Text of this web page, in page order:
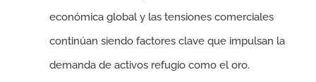
económica global y las tensiones comerciales
continúan siendo factores clave que impulsan la
demanda de activos refugio como el oro.